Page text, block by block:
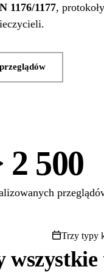
1176/1177,
2 500
Trzy typy